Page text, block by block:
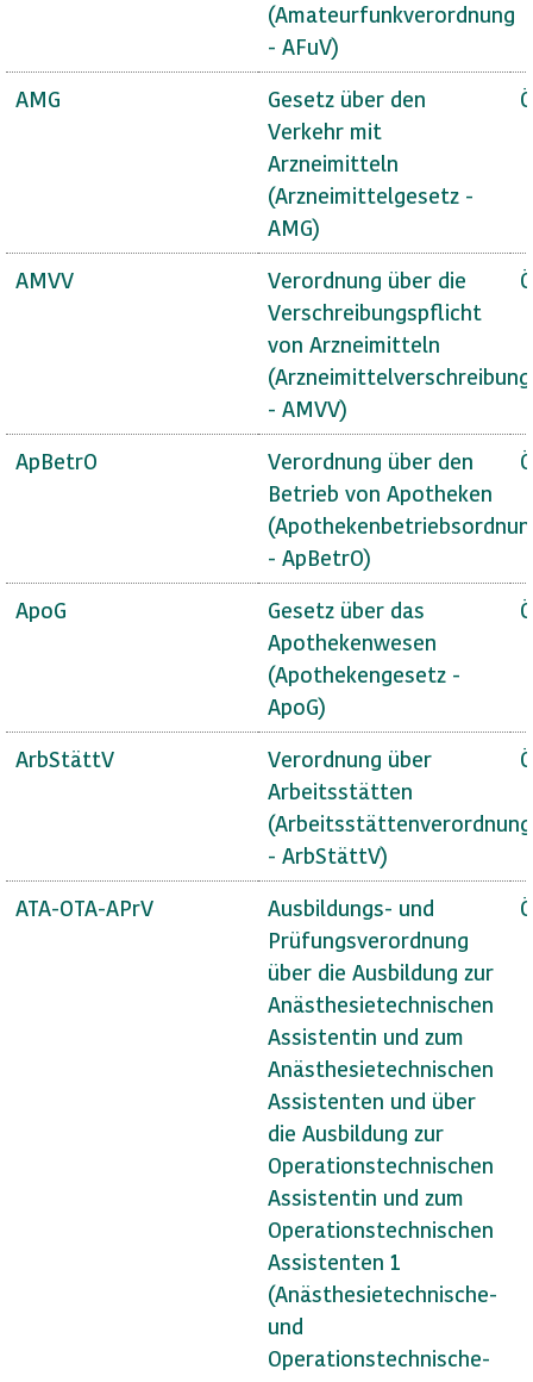
(Amateurfunkverordnung
- AFuV)
AMG
Gesetz über den
Verkehr mit
Arzneimitteln
(Arzneimittelgesetz -
AMG)
AMVV
Verordnung über die
Verschreibungspflicht
von Arzneimitteln
- AMVV)
ApBetrO
Verordnung über den
Betrieb von Apotheken
- ApBetrO)
ApoG
Gesetz über das
Apothekenwesen
(Apothekengesetz -
ApoG)
ArbStättV
Verordnung über
Arbeitsstätten
(Arbeitsstättenverordnung
- ArbStättV)
ATA-OTA-APrV
Ausbildungs- und
Prüfungsverordnung
über die Ausbildung zur
Anästhesietechnischen
Assistentin und zum
Anästhesietechnischen
Assistenten und über
die Ausbildung zur
Operationstechnischen
Assistentin und zum
Operationstechnischen
Assistenten 1
(Anästhesietechnische-
und
Operationstechnische-